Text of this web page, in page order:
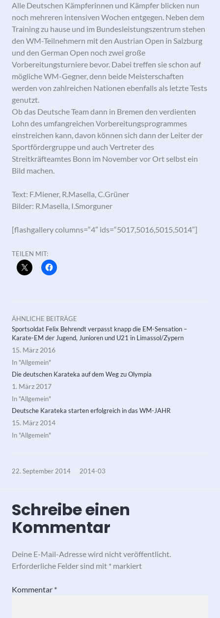
Alle Deutschen Kämpferinnen und Kämpfer blicken nun
noch mehreren intensiven Wochen entgegen. Neben dem
Training zu hause und im Bundesleistungszentrum stehen
den WM-Teilnehmern mit den Austrian Open in Salzburg
und den German Open noch zwei große
Vorbereitungsturniere bevor. Dabei treffen sie schon auf
mögliche WM-Gegner, denn beide Meisterschaften
werden von zahlreichen Nationen ebenfalls als letzte Tests
genutzt.
Ob das Deutsche Team dann in Bremen den verdienten
Lohn des umfangreichen Vorbereitungsprogrammes
einstreichen kann, davon können sich dann der Leiter der
Sportfördergruppe und auch Vertreter des
Streitkräfteamtes Bonn im November vor Ort selbst ein
Bild machen.
Text: F.Miener, R.Masella, C.Grüner
Bilder: R.Masella, I.Smorguner
[flashgallery columns=“4″ ids=“5017,5016,5015,5014″]
TEILEN MIT:
ÄHNLICHE BEITRÄGE
Sportsoldat Felix Behrendt verpasst knapp die EM-Sensation –
Karate-EM der Jugend, Junioren und U21 in Limassol/Zypern
15. März 2016
In "Allgemein"
Die deutschen Karateka auf dem Weg zu Olympia
1. März 2017
In "Allgemein"
Deutsche Karateka starten erfolgreich in das WM-JAHR
15. März 2014
In "Allgemein"
22. September 2014 2014-03
Schreibe einen
Kommentar
Deine E-Mail-Adresse wird nicht veröffentlicht.
Erforderliche Felder sind mit * markiert
Kommentar *